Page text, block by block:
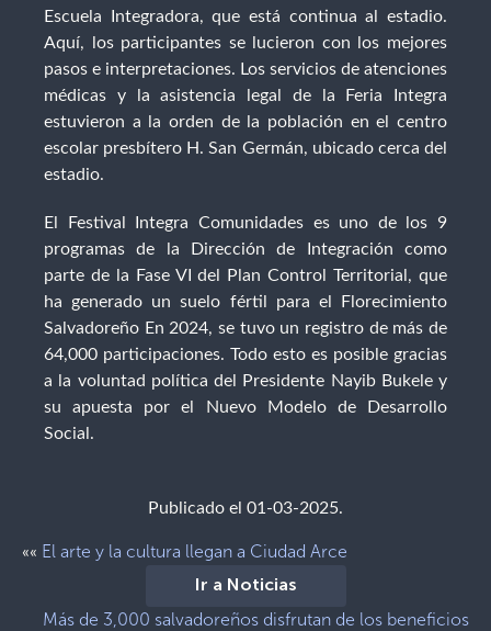
Escuela Integradora, que está continua al estadio.
Aquí, los participantes se lucieron con los mejores
pasos e interpretaciones. Los servicios de atenciones
médicas y la asistencia legal de la Feria Integra
estuvieron a la orden de la población en el centro
escolar presbítero H. San Germán, ubicado cerca del
estadio.
El Festival Integra Comunidades es uno de los 9
programas de la Dirección de Integración como
parte de la Fase VI del Plan Control Territorial, que
ha generado un suelo fértil para el Florecimiento
Salvadoreño En 2024, se tuvo un registro de más de
64,000 participaciones. Todo esto es posible gracias
a la voluntad política del Presidente Nayib Bukele y
su apuesta por el Nuevo Modelo de Desarrollo
Social.
Publicado el 01-03-2025.
«« El arte y la cultura llegan a Ciudad Arce
Ir a Noticias
Más de 3,000 salvadoreños disfrutan de los beneficios